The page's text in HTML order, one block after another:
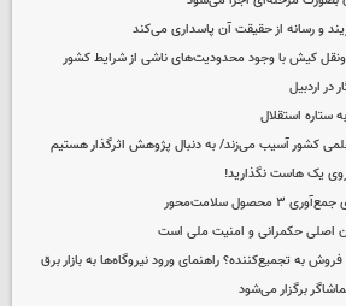
و رسانه از حقیقت آن پاسداری می‌کند
کیش با وجود محدودیت‌های ناشی از شرایط کشور
در اردبیل
ستاره استقلال
کشور آسیب می‌زند/ به دنبال پژوهش اثرگذار هستیم
یک هاست نگذارید!
سلامت‌محور
اصلی حکمرانی و امنیت ملی است
به تجمیع‌کننده؟ راهنمای ورود نیروگاه‌ها به بازار برق
برگزار می‌شود